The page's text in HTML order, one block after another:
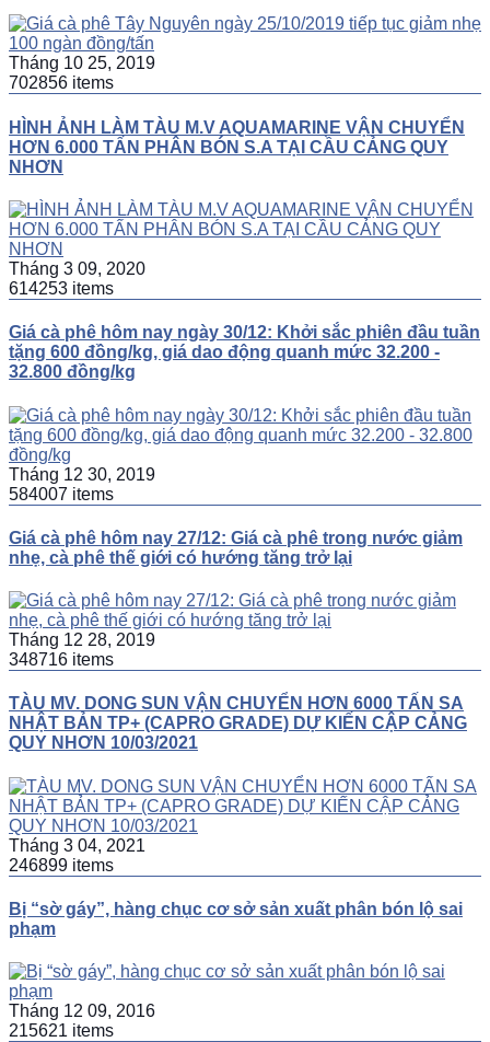
Tháng 10 25, 2019
702856 items
HÌNH ẢNH LÀM TÀU M.V AQUAMARINE VẬN CHUYỂN
HƠN 6.000 TẤN PHÂN BÓN S.A TẠI CẦU CẢNG QUY
NHƠN
Tháng 3 09, 2020
614253 items
Giá cà phê hôm nay ngày 30/12: Khởi sắc phiên đầu tuần
tặng 600 đồng/kg, giá dao động quanh mức 32.200 -
32.800 đồng/kg
Tháng 12 30, 2019
584007 items
Giá cà phê hôm nay 27/12: Giá cà phê trong nước giảm
nhẹ, cà phê thế giới có hướng tăng trở lại
Tháng 12 28, 2019
348716 items
TÀU MV. DONG SUN VẬN CHUYỂN HƠN 6000 TẤN SA
NHẬT BẢN TP+ (CAPRO GRADE) DỰ KIẾN CẬP CẢNG
QUY NHƠN 10/03/2021
Tháng 3 04, 2021
246899 items
Bị “sờ gáy”, hàng chục cơ sở sản xuất phân bón lộ sai
phạm
Tháng 12 09, 2016
215621 items